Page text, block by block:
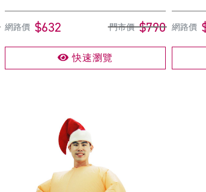
網路價 $632 門市價 $790
快速瀏覽
網路價